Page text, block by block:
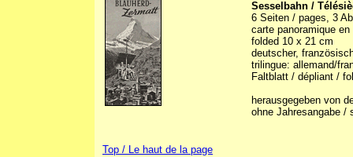
Sesselbahn /
6 Seiten / pages, 3
carte panoramique
folded 10 x 21 cm
deutscher,
trilingue: allemand/
Faltblatt / dépliant /
herausgegeben von
ohne Jahresangabe /
Top / Le haut de la page